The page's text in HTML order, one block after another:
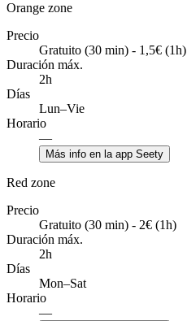
Orange zone
Precio
Gratuito (30 min) - 1,5€ (1h)
Duración máx.
2h
Días
Lun–Vie
Horario
—
Más info en la app Seety
Red zone
Precio
Gratuito (30 min) - 2€ (1h)
Duración máx.
2h
Días
Mon–Sat
Horario
—